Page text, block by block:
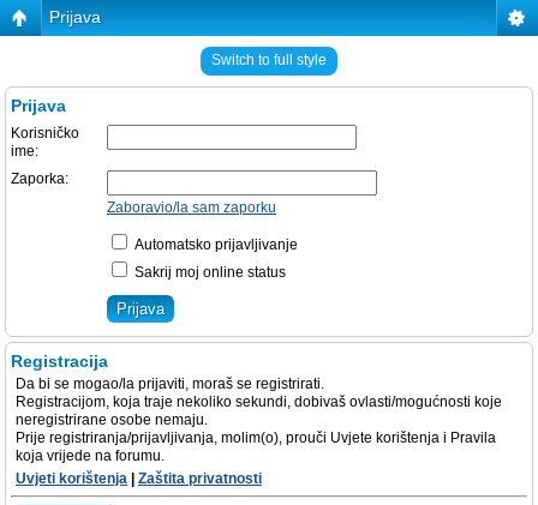
Prijava
Switch to full style
Prijava
Korisničko
ime:
Zaporka:
Zaboravio/la sam zaporku
Automatsko prijavljivanje
Sakrij moj online status
Registracija
Da bi se mogao/la prijaviti, moraš se registrirati.
Registracijom, koja traje nekoliko sekundi, dobivaš ovlasti/mogućnosti koje
neregistrirane osobe nemaju.
Prije registriranja/prijavljivanja, molim(o), prouči Uvjete korištenja i Pravila
koja vrijede na forumu.
Uvjeti korištenja
Zaštita privatnosti